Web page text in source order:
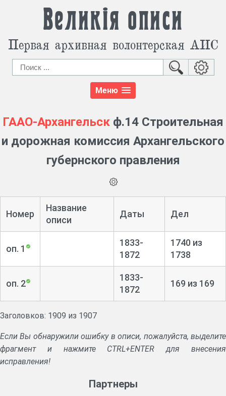
Великія описи
Первая архивная волонтерская АИС
Меню
ГААО-Архангельск ф.14 Строительная
и дорожная комиссия Архангельского
губернского правления
Номер
Название
описи
Даты Дел
оп. 1
1833-
1872
1740 из
1738
оп. 2
1833-
1872
169 из 169
Заголовков: 1909 из 1907
Если Вы обнаружили ошибку в описи, пожалуйста, выделите
фрагмент и нажмите CTRL+ENTER для внесения
исправления!
Партнеры